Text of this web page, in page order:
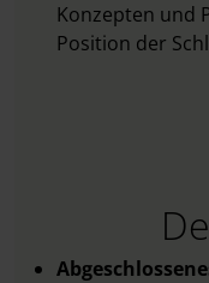
Konzepten und
Position der